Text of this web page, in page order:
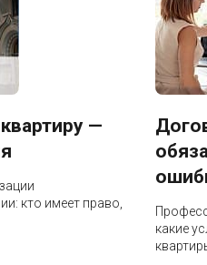
—
кто имеет право,
какие